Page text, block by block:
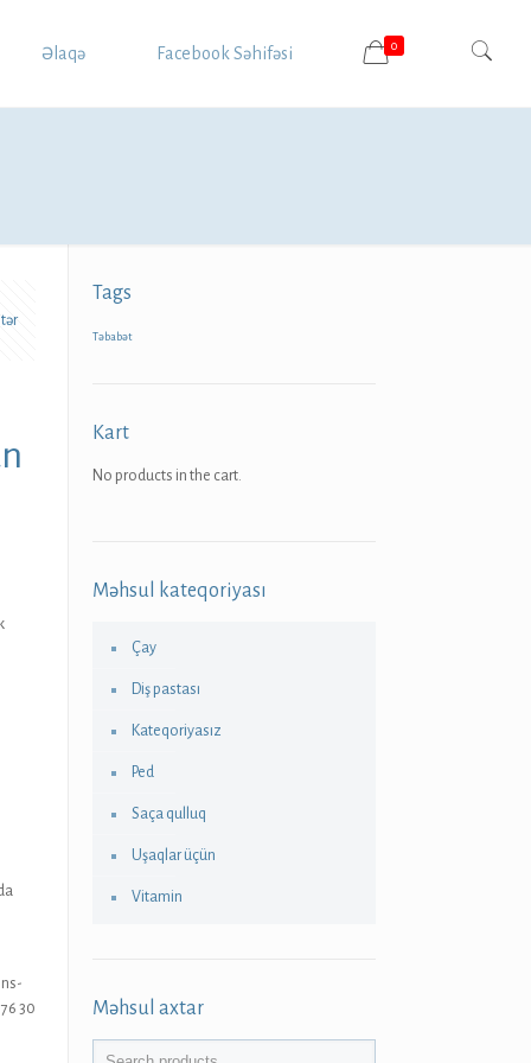
Əlaqə Facebook Səhifəsi 0
30
Tags
Təbabət
Kart
No products in the cart.
Məhsul kateqoriyası
Çay
Diş pastası
Kateqoriyasız
Ped
Saça qulluq
Uşaqlar üçün
Vitamin
Məhsul axtar